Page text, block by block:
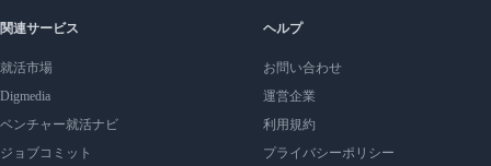
関連サービス
就活市場
Digmedia
ベンチャー就活ナビ
ジョブコミット
ヘルプ
お問い合わせ
運営企業
利用規約
プライバシーポリシー